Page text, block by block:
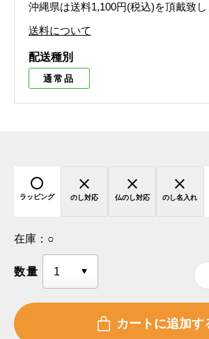
沖縄県は送料1,100円(税込)を頂戴致し
送料について
配送種別
通常品
ラッピング のし対応 仏のし対応 のし名入れ
在庫： ○
数量